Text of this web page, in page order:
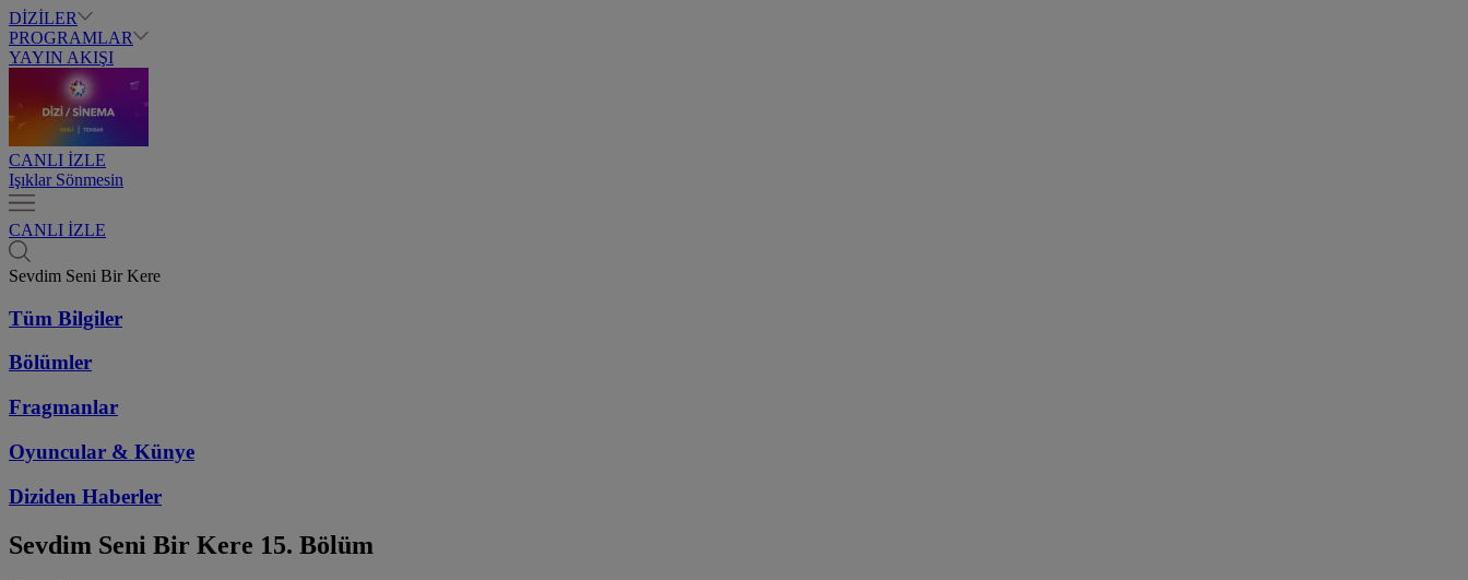
DİZİLER
PROGRAMLAR
YAYIN AKIŞI
CANLI İZLE
Işıklar Sönmesin
CANLI İZLE
Sevdim Seni Bir Kere
Tüm Bilgiler
Bölümler
Fragmanlar
Oyuncular & Künye
Diziden Haberler
Sevdim Seni Bir Kere 15. Bölüm